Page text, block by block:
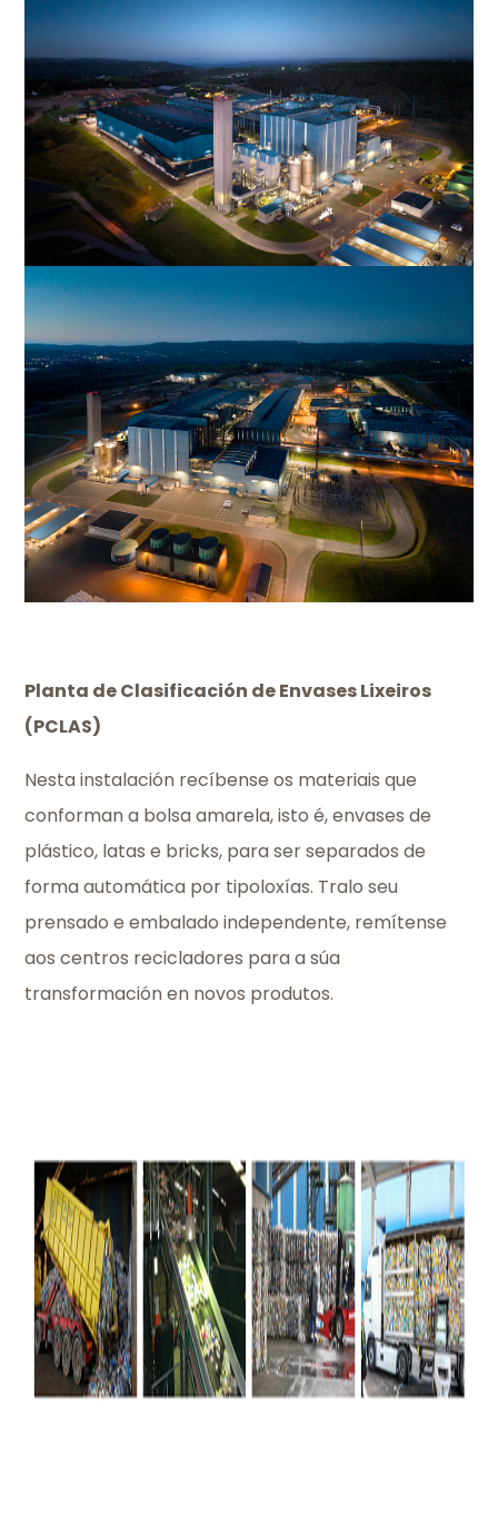
Planta de Clasificación de Envases Lixeiros
(PCLAS)
Nesta instalación recíbense os materiais que
conforman a bolsa amarela, isto é, envases de
plástico, latas e bricks, para ser separados de
forma automática por tipoloxías. Tralo seu
prensado e embalado independente, remítense
aos centros recicladores para a súa
transformación en novos produtos.